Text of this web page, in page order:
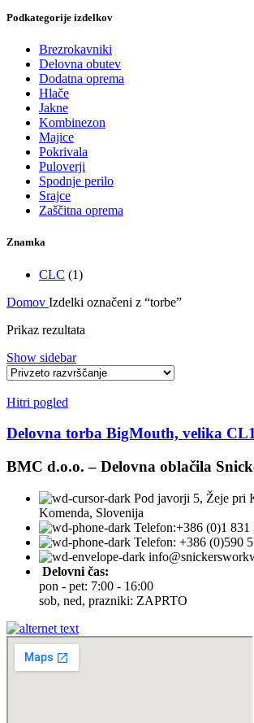
Podkategorije izdelkov
Brezrokavniki
Delovna obutev
Dodatna oprema
Hlače
Jakne
Kombinezon
Majice
Pokrivala
Puloverji
Spodnje perilo
Srajce
Zaščitna oprema
Znamka
CLC (1)
Domov Izdelki označeni z “torbe”
Prikaz rezultata
Show sidebar
Hitri pogled
Delovna torba BigMouth, velika
BMC d.o.o. – Delovna oblačila
Pod javorji 5, Žeje pri
Komenda, Slovenija
Telefon:+386 (0)1 831
Telefon: +386 (0)590
Delovni čas:
pon - pet: 7:00 - 16:00
sob, ned, prazniki: ZAPRTO